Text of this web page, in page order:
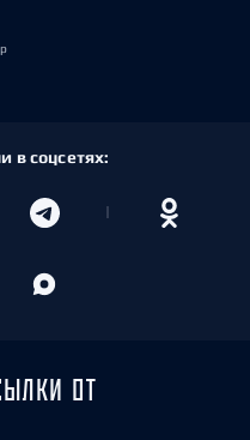
в соцсетях:
ОТ